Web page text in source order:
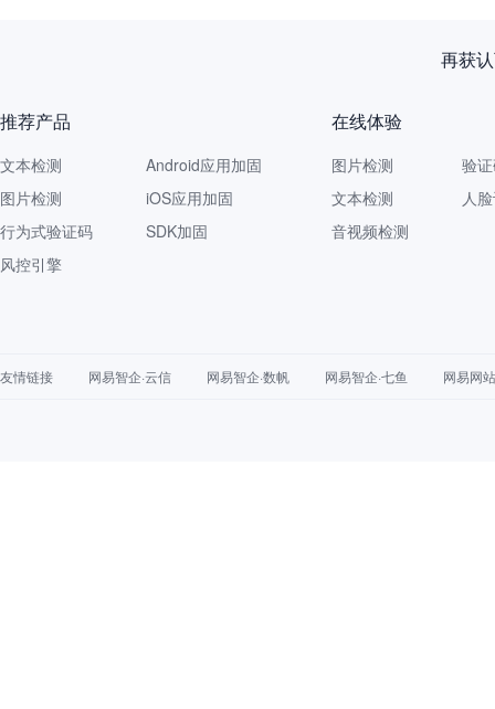
再获
推荐产品
文本检测
图片检测
行为式验证码
风控引擎
Android应用加固
iOS应用加固
SDK加固
在线体验
图片检测
文本检测
音视频检测
验
人
友情链接 网易智企·云信 网易智企·数帆 网易智企·七鱼 网易网